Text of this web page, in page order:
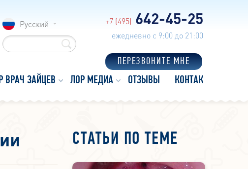
Русский +7 (495) 642-45-25
ежедневно с 9:00 до 21:00
ПЕРЕЗВОНИТЕ МНЕ
ВРАЧ ЗАЙЦЕВ ЛОР МЕДИА ОТЗЫВЫ КОНТАКТЫ
СТАТЬИ ПО ТЕМЕ